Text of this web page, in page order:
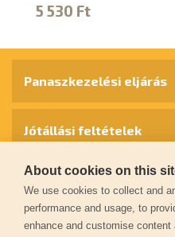
5 530 Ft
Panaszkezelési eljárás
Jótállási feltételek
Személyes adatok
Kapcsolat
About cookies on this
We use cookies to collect and
performance and usage, to
enhance and customise content